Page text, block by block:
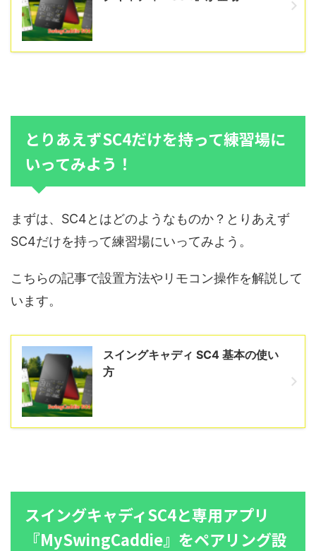
とりあえずSC4だけを持って練習場に
いってみよう！
まずは、SC4とはどのようなものか？とりあえず
SC4だけを持って練習場にいってみよう。
こちらの記事で設置方法やリモコン操作を解説して
います。
スイングキャディ SC4 基本の使い
方
スイングキャディSC4と専用アプリ
『MySwingCaddie』をペアリング設